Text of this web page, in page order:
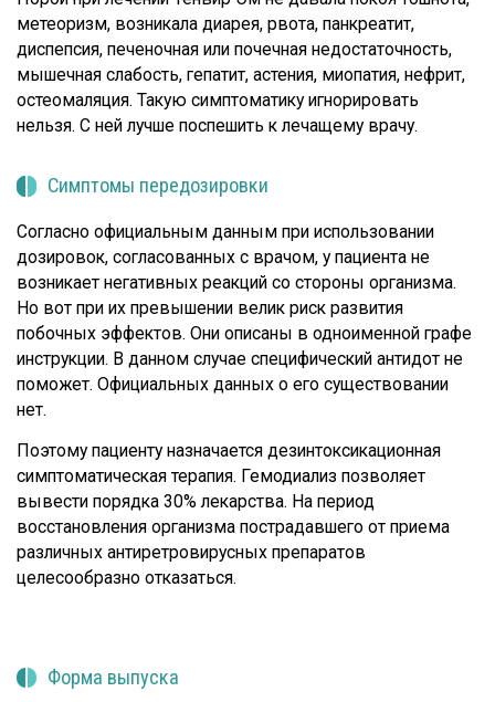
метеоризм, возникала диарея, рвота, панкреатит,
диспепсия, печеночная или почечная недостаточность,
мышечная слабость, гепатит, астения, миопатия, нефрит,
остеомаляция. Такую симптоматику игнорировать
нельзя. С ней лучше поспешить к лечащему врачу.
Симптомы передозировки
Согласно официальным данным при использовании
дозировок, согласованных с врачом, у пациента не
возникает негативных реакций со стороны организма.
Но вот при их превышении велик риск развития
побочных эффектов. Они описаны в одноименной графе
инструкции. В данном случае специфический антидот не
поможет. Официальных данных о его существовании
нет.
Поэтому пациенту назначается дезинтоксикационная
симптоматическая терапия. Гемодиализ позволяет
вывести порядка 30% лекарства. На период
восстановления организма пострадавшего от приема
различных антиретровирусных препаратов
целесообразно отказаться.
Форма выпуска